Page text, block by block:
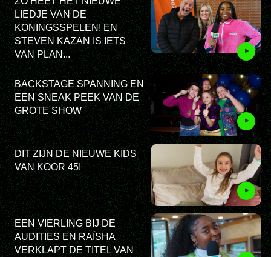
LIEDJE VAN DE
KONINGSSPELEN! EN
STEVEN KAZAN IS IETS
VAN PLAN...
BACKSTAGE SPANNING EN
EEN SNEAK PEEK VAN DE
GROTE SHOW
DIT ZIJN DE NIEUWE KIDS
VAN KOOR 45!
EEN VIERLING BIJ DE
AUDITIES EN RAÏSHA
VERKLAPT DE TITEL VAN